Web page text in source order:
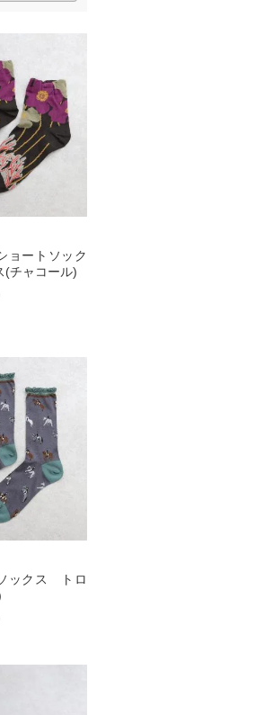
ョートソック
チャコール)
ックス トロ